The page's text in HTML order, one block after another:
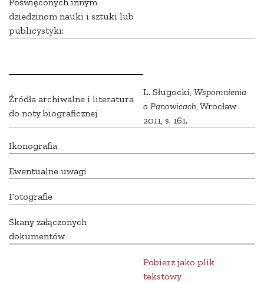
dziedzinom nauki i sztuki lub
publicystyki:
Źródła archiwalne i literatura
do noty biograficznej
L. Sługocki, Wspomnienia
o Panowicach, Wrocław
2011, s. 161.
Ikonografia
Ewentualne uwagi
Fotografie
Skany załączonych
dokumentów
Pobierz jako plik
tekstowy